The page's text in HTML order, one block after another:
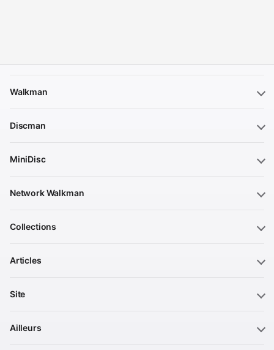
Walkman
Discman
MiniDisc
Network Walkman
Collections
Articles
Site
Ailleurs